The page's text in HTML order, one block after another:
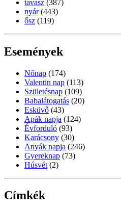
tavasz (387)
nyár (443)
ősz (119)
Események
Nőnap (174)
Valentin nap (113)
Születésnap (109)
Babalátogatás (20)
Esküvő (43)
Apák napja (124)
Évforduló (93)
Karácsony (30)
Anyák napja (246)
Gyereknap (73)
Húsvét (2)
Címkék